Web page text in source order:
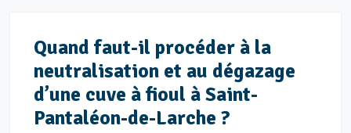
Quand faut-il procéder à la
neutralisation et au dégazage
d’une cuve à fioul à Saint-
Pantaléon-de-Larche ?